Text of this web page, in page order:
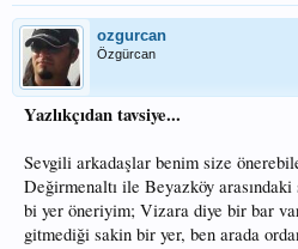
ozgurcan
Özgürcan
Yazlıkçıdan tavsiye...
Sevgili arkadaşlar benim size
Değirmenaltı ile Beyazköy
bi yer öneriyim; Vizara diye bir bar
gitmediği sakin bir yer, ben arada